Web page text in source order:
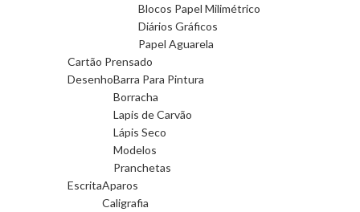
Blocos Papel Milimétrico
Diários Gráficos
Papel Aguarela
Cartão Prensado
DesenhoBarra Para Pintura
Borracha
Lapis de Carvão
Lápis Seco
Modelos
Pranchetas
EscritaAparos
Caligrafia